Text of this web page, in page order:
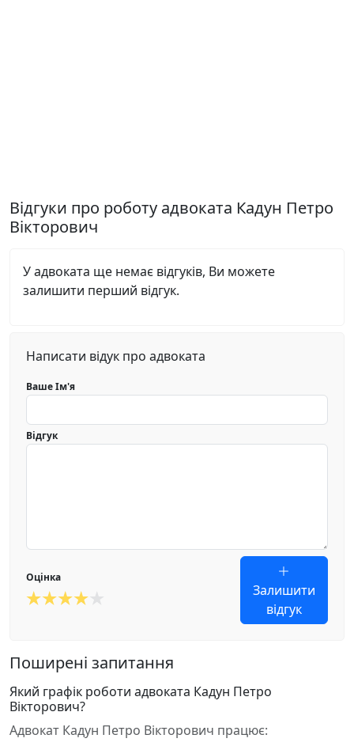
Відгуки про роботу адвоката Кадун Петро
Вікторович
У адвоката ще немає відгуків, Ви можете
залишити перший відгук.
Написати відук про адвоката
Ваше Ім'я
Відгук
Оцінка
Залишити
відгук
Поширені запитання
Який графік роботи адвоката Кадун Петро
Вікторович?
Адвокат Кадун Петро Вікторович працює: